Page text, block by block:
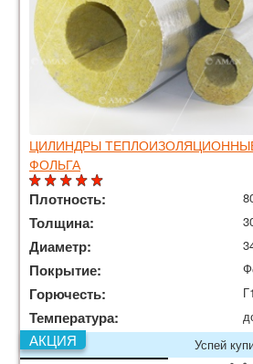
ЦИЛИНДРЫ
ФОЛЬГА
Плотность:
Толщина:
Диаметр:
Покрытие:
Горючесть: Г1
Температура:
Успей
АКЦИЯ